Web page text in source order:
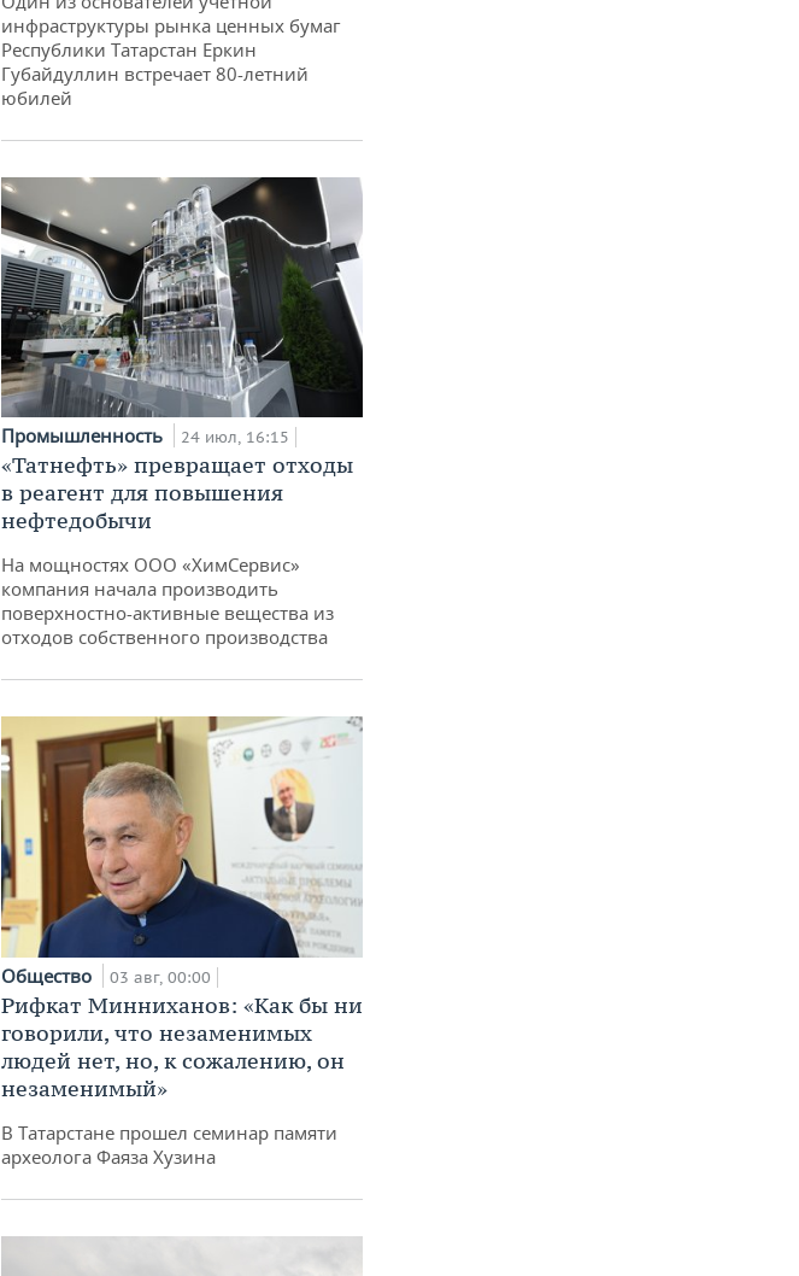
инфраструктуры рынка ценных бумаг
Республики Татарстан Еркин
Губайдуллин встречает 80-летний
юбилей
Промышленность 24 июл, 16:15
«Татнефть» превращает отходы
в реагент для повышения
нефтедобычи
На мощностях ООО «ХимСервис»
компания начала производить
поверхностно-активные вещества из
отходов собственного производства
Общество 03 авг, 00:00
Рифкат Минниханов: «Как бы ни
говорили, что незаменимых
людей нет, но, к сожалению, он
незаменимый»
В Татарстане прошел семинар памяти
археолога Фаяза Хузина